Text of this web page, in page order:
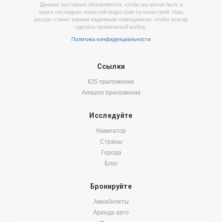
Данные постоянно обновляются, чтобы вы могли быть в
курсе последних новостей индустрии путешествий. Наш
ресурс станет вашим надежным помощником, чтобы всегда
сделать правильный выбор.
Политика конфиденциальности
Ссылки
IOS приложение
Amazon приложение
Исследуйте
Навигатор
Страны
Города
Блог
Бронируйте
Авиабилеты
Аренда авто